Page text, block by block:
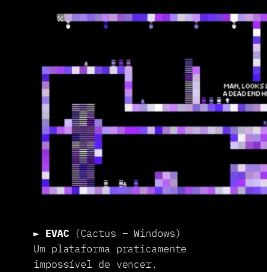
► EVAC(Cactus – Windows)
Um plataforma praticamente
impossível de vencer.